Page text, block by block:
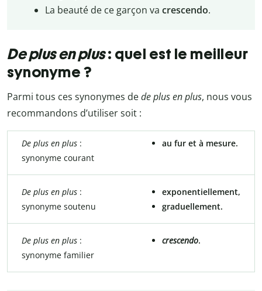
La beauté de ce garçon va crescendo.
De plus en plus: quel est le meilleur
synonyme ?
Parmi tous ces synonymes dede plus en plus, nous vous
recommandons d’utiliser soit :
De plus en plus :
synonyme courant
au fur et à mesure.
De plus en plus :
synonyme soutenu
exponentiellement,
graduellement.
De plus en plus :
synonyme familier
crescendo.